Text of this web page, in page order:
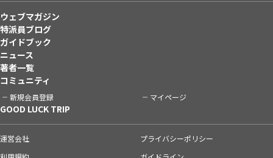
ウェブマガジン
特派員ブログ
ガイドブック
ニュース
著者一覧
コミュニティ
新規会員登録 マイページ
GOOD LUCK TRIP
運営会社
プライバシーポリシー